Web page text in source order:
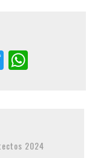
Twitter
2024